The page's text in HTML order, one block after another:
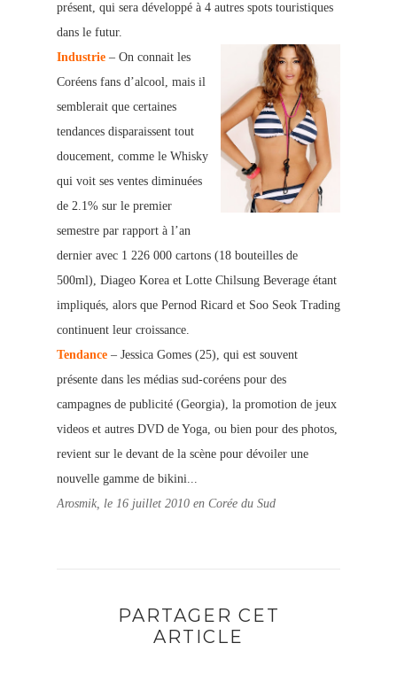
présent, qui sera développé à 4 autres spots touristiques
dans le futur.
Industrie – On connait les
Coréens fans d’alcool, mais il
semblerait que certaines
tendances disparaissent tout
doucement, comme le Whisky
qui voit ses ventes diminuées
de 2.1% sur le premier
semestre par rapport à l’an
dernier avec 1 226 000 cartons (18 bouteilles de
500ml), Diageo Korea et Lotte Chilsung Beverage étant
impliqués, alors que Pernod Ricard et Soo Seok Trading
continuent leur croissance.
Tendance – Jessica Gomes (25), qui est souvent
présente dans les médias sud-coréens pour des
campagnes de publicité (Georgia), la promotion de jeux
videos et autres DVD de Yoga, ou bien pour des photos,
revient sur le devant de la scène pour dévoiler une
nouvelle gamme de bikini...
Arosmik, le 16 juillet 2010 en Corée du Sud
PARTAGER CET
ARTICLE